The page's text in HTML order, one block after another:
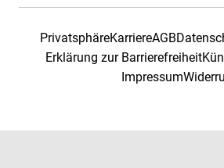
PrivatsphäreKarriereAGB
Erklärung zur Barrierefreiheit
Impressum